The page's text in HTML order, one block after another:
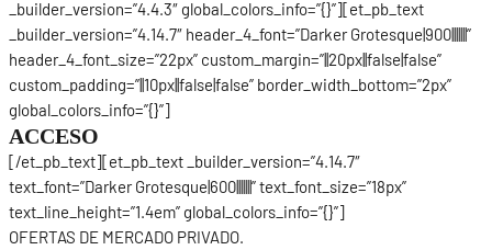
_builder_version=”4.4.3″ global_colors_info=”{}”][et_pb_text
_builder_version=”4.14.7″ header_4_font=”Darker Grotesque|900|||||||”
header_4_font_size=”22px” custom_margin=”||20px||false|false”
custom_padding=”||10px||false|false” border_width_bottom=”2px”
global_colors_info=”{}”]
ACCESO
[/et_pb_text][et_pb_text _builder_version=”4.14.7″
text_font=”Darker Grotesque|600|||||||” text_font_size=”18px”
text_line_height=”1.4em” global_colors_info=”{}”]
OFERTAS DE MERCADO PRIVADO.